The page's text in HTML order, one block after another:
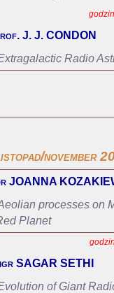
J. J. CONDON
Radio
november
JOANNA
processes on
Planet
SAGAR SETHI
of Giant